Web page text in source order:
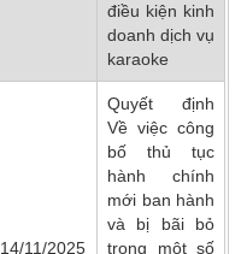
điều kiện kinh
doanh dịch vụ
karaoke
14/11/2025
Quyết định
Về việc công
bố thủ tục
hành chính
mới ban hành
và bị bãi bỏ
trong một số